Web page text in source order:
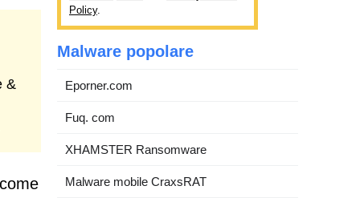
&
Policy.
Malware popolare
Eporner.com
Fuq. com
XHAMSTER Ransomware
Malware mobile CraxsRAT